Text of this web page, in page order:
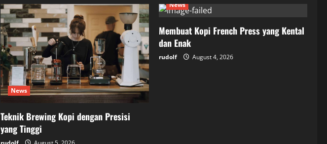
News
Teknik Brewing Kopi dengan Presisi
yang Tinggi
News
Membuat Kopi French Press yang Kental
dan Enak
rudolf August 4, 2026